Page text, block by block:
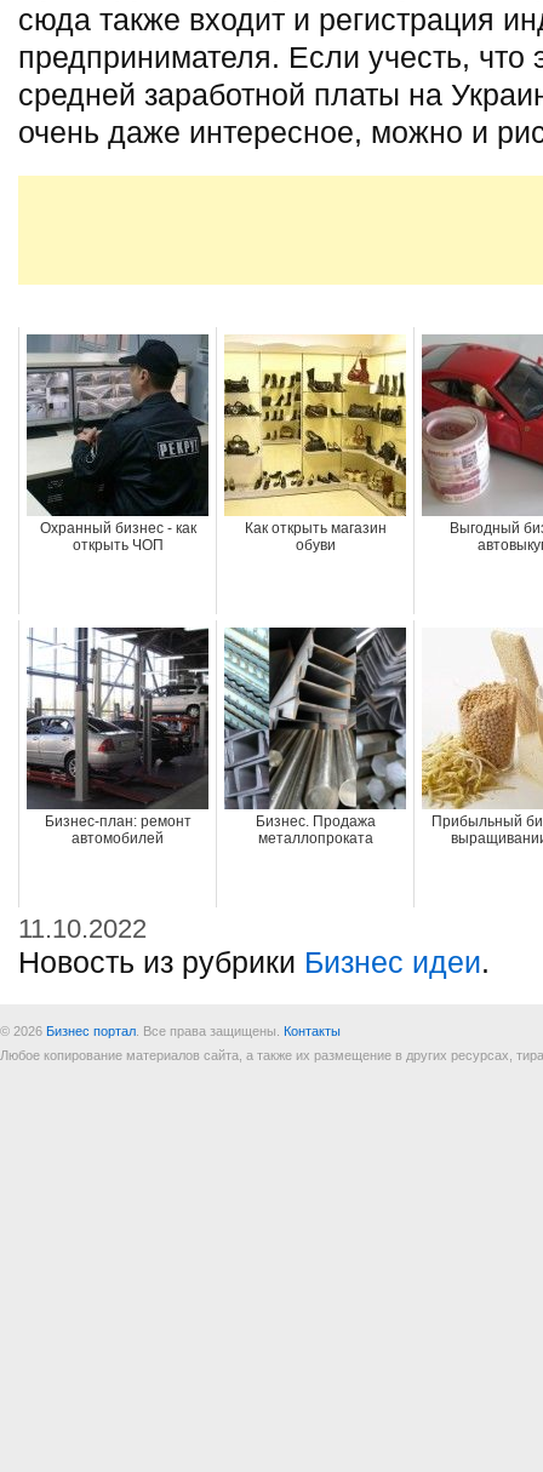
сюда также входит и регистрация
предпринимателя. Если учесть, что
средней заработной платы на
очень даже интересное, можно и
Охранный бизнес - как
открыть ЧОП
Как открыть магазин
обуви
Выгодный
Бизнес-план: ремонт
автомобилей
Бизнес. Продажа
металлопроката
Прибыльный
11.10.2022
Новость из рубрики Бизнес идеи.
© 2026 Бизнес портал . Все права защищены. Контакты
Любое копирование материалов сайта, а также их размещение в других ресурсах,